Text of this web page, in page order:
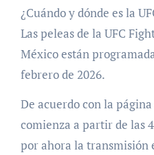
¿Cuándo y dónde es la
Las peleas de la UFC
México están
febrero de 2026.
De acuerdo con la
comienza a partir de las
por ahora la transmisión